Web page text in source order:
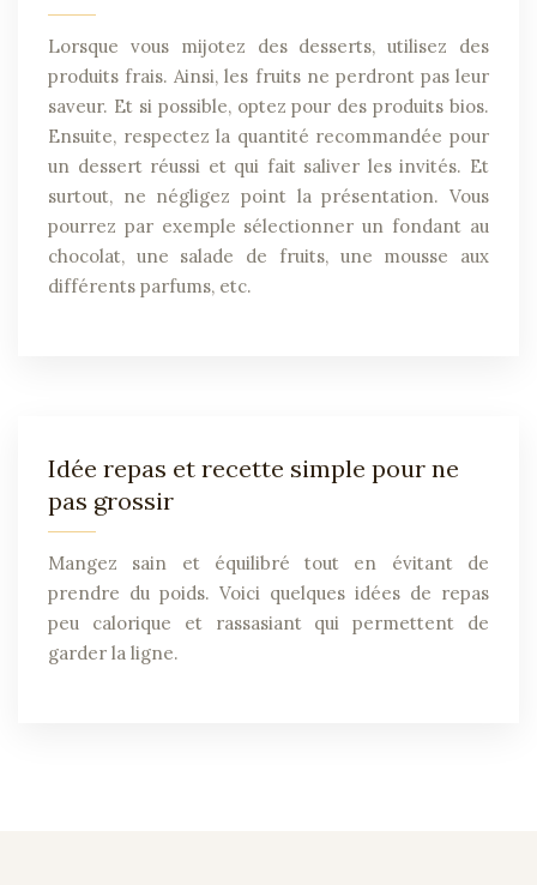
Lorsque vous mijotez des desserts, utilisez des
produits frais. Ainsi, les fruits ne perdront pas leur
saveur. Et si possible, optez pour des produits bios.
Ensuite, respectez la quantité recommandée pour
un dessert réussi et qui fait saliver les invités. Et
surtout, ne négligez point la présentation. Vous
pourrez par exemple sélectionner un fondant au
chocolat, une salade de fruits, une mousse aux
différents parfums, etc.
Idée repas et recette simple pour ne
pas grossir
Mangez sain et équilibré tout en évitant de
prendre du poids. Voici quelques idées de repas
peu calorique et rassasiant qui permettent de
garder la ligne.